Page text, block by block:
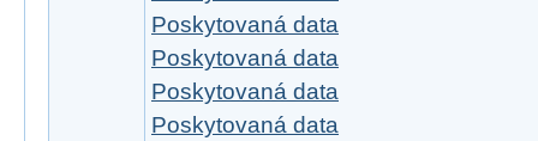
Poskytovaná data
Poskytovaná data
Poskytovaná data
Poskytovaná data